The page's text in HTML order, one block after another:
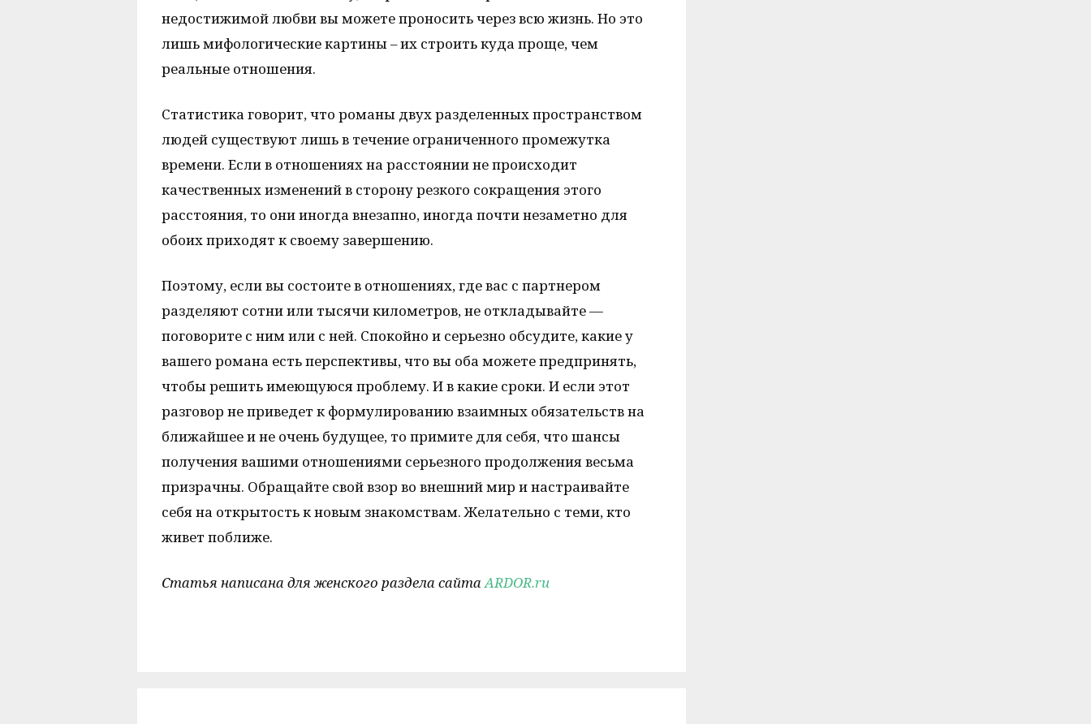
недостижимой любви вы можете проносить через всю жизнь. Но это
лишь мифологические картины – их строить куда проще, чем
реальные отношения.
Статистика говорит, что романы двух разделенных пространством
людей существуют лишь в течение ограниченного промежутка
времени. Если в отношениях на расстоянии не происходит
качественных изменений в сторону резкого сокращения этого
расстояния, то они иногда внезапно, иногда почти незаметно для
обоих приходят к своему завершению.
Поэтому, если вы состоите в отношениях, где вас с партнером
разделяют сотни или тысячи километров, не откладывайте —
поговорите с ним или с ней. Спокойно и серьезно обсудите, какие у
вашего романа есть перспективы, что вы оба можете предпринять,
чтобы решить имеющуюся проблему. И в какие сроки. И если этот
разговор не приведет к формулированию взаимных обязательств на
ближайшее и не очень будущее, то примите для себя, что шансы
получения вашими отношениями серьезного продолжения весьма
призрачны. Обращайте свой взор во внешний мир и настраивайте
себя на открытость к новым знакомствам. Желательно с теми, кто
живет поближе.
Статья написана для женского раздела сайтаARDOR.ru